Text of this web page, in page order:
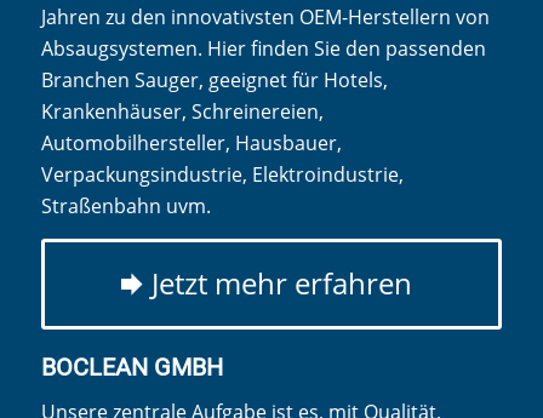
Jahren zu den innovativsten OEM-Herstellern von
Absaugsystemen. Hier finden Sie den passenden
Branchen Sauger, geeignet für Hotels,
Krankenhäuser, Schreinereien,
Automobilhersteller, Hausbauer,
Verpackungsindustrie, Elektroindustrie,
Straßenbahn uvm.
Jetzt mehr erfahren
BOCLEAN GMBH
Unsere zentrale Aufgabe ist es, mit Qualität,